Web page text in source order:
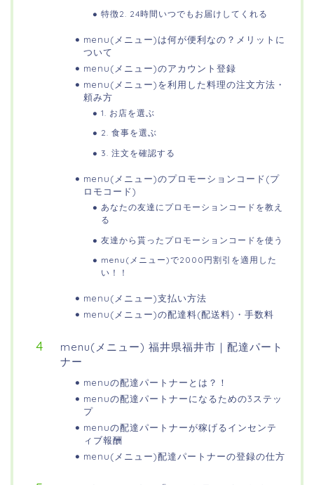
特徴2. 24時間いつでもお届けしてくれる
menu(メニュー)は何が便利なの？メリットに
ついて
menu(メニュー)のアカウント登録
menu(メニュー)を利用した料理の注文方法・
頼み方
1. お店を選ぶ
2. 食事を選ぶ
3. 注文を確認する
menu(メニュー)のプロモーションコード(プ
ロモコード)
あなたの友達にプロモーションコードを教え
る
友達から貰ったプロモーションコードを使う
menu(メニュー)で2000円割引を適用した
い！！
menu(メニュー)支払い方法
menu(メニュー)の配達料(配送料)・手数料
menu(メニュー) 福井県福井市｜配達パート
ナー
menuの配達パートナーとは？！
menuの配達パートナーになるための3ステッ
プ
menuの配達パートナーが稼げるインセンテ
ィブ報酬
menu(メニュー)配達パートナーの登録の仕方